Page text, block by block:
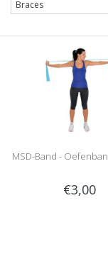
MSD-Band -
€3,00